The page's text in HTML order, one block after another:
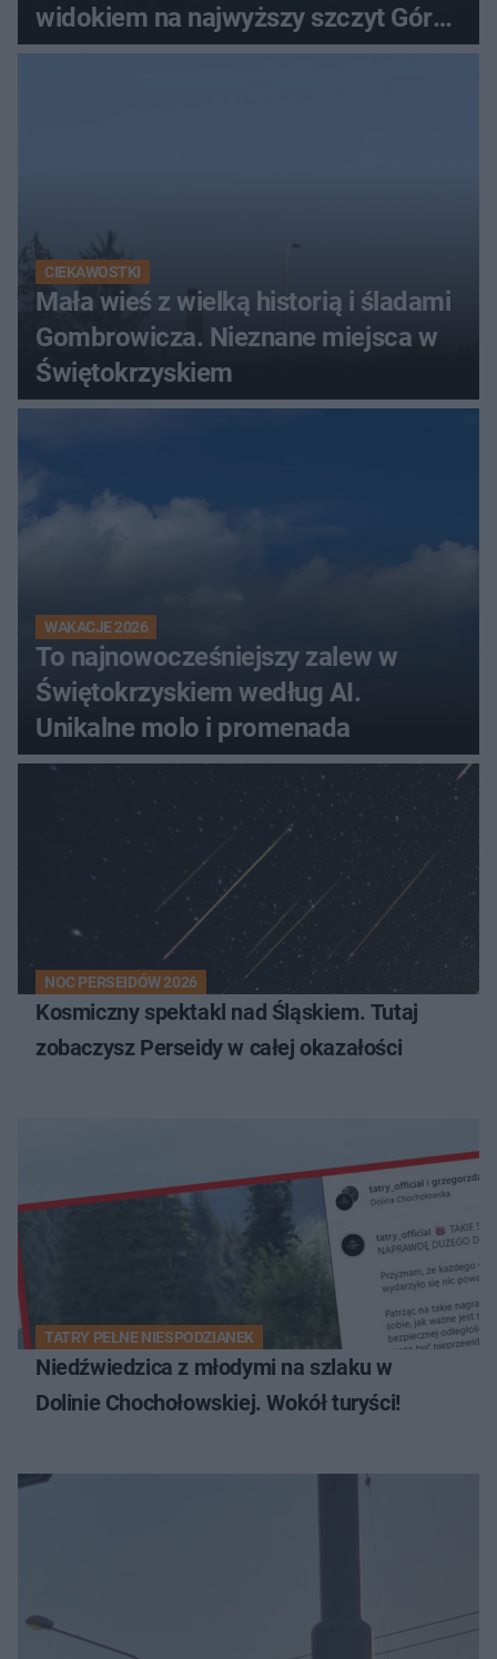
widokiem na najwyższy szczyt Gór
Świętokrzyskich
CIEKAWOSTKI
Mała wieś z wielką historią i śladami
Gombrowicza. Nieznane miejsca w
Świętokrzyskiem
WAKACJE 2026
To najnowocześniejszy zalew w
Świętokrzyskiem według AI.
Unikalne molo i promenada
NOC PERSEIDÓW 2026
Kosmiczny spektakl nad Śląskiem. Tutaj
zobaczysz Perseidy w całej okazałości
TATRY PEŁNE NIESPODZIANEK
Niedźwiedzica z młodymi na szlaku w
Dolinie Chochołowskiej. Wokół turyści!